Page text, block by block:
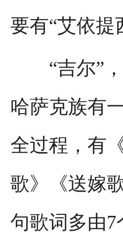
要有“艾依提
“吉尔”，
哈萨克族有
全过程，有
歌》《送嫁
句歌词多由